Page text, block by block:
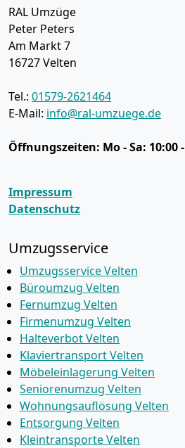
RAL Umzüge
Peter Peters
Am Markt 7
16727Velten
Tel.: 01579-2621464
E-Mail: info@ral-umzuege.de
Öffnungszeiten: Mo - Sa: 10:00
Impressum
Datenschutz
Umzugsservice
Umzugsservice Velten
Büroumzug Velten
Fernumzug Velten
Firmenumzug Velten
Halteverbot Velten
Klaviertransport Velten
Möbeleinlagerung Velten
Seniorenumzug Velten
Wohnungsauflösung Velten
Entsorgung Velten
Kleintransporte Velten